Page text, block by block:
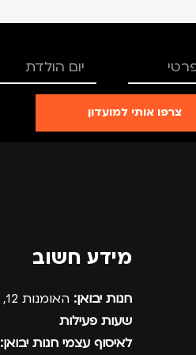
צרפו אותי למועדון
מידע חשוב
חנות יבואן: האומנות 12, נתניה.
שעות פעילות
לאיסוף עצמי חנות יבואן: